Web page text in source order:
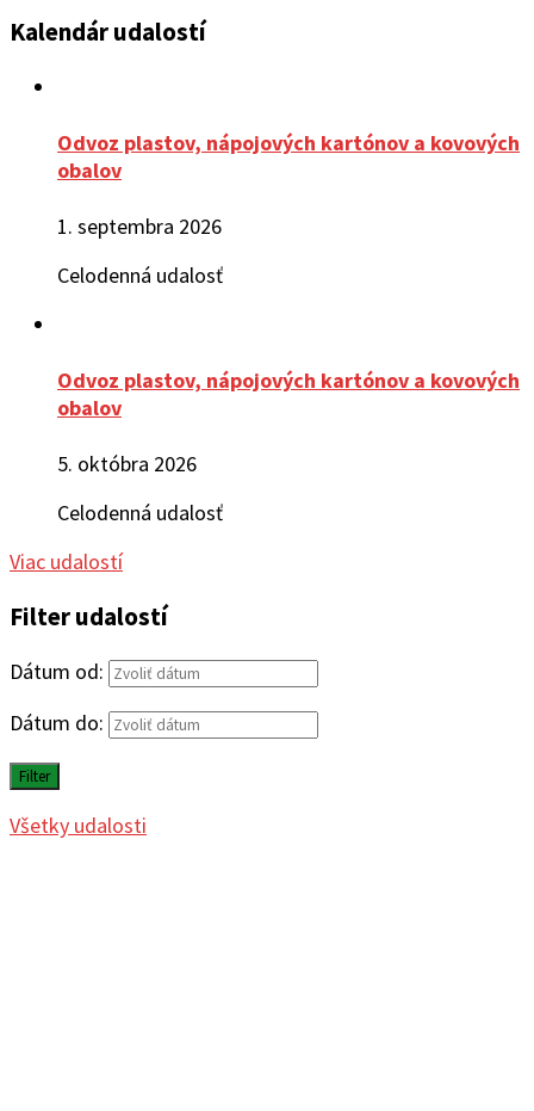
Kalendár udalostí
Odvoz plastov, nápojových kartónov a kovových
obalov
1. septembra 2026
Celodenná udalosť
Odvoz plastov, nápojových kartónov a kovových
obalov
5. októbra 2026
Celodenná udalosť
Viac udalostí
Filter udalostí
Dátum od:
Dátum do:
Filter
Všetky udalosti